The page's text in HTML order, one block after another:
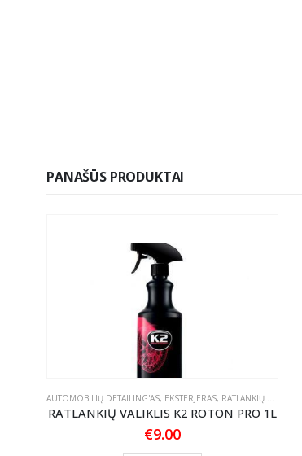
PANAŠŪS PRODUKTAI
AUTOMOBILIŲ DETAILING'AS, EKSTERJERAS, RATLANKIŲ PRIEŽIŪRA
RATLANKIŲ VALIKLIS K2 ROTON PRO 1L
€9.00